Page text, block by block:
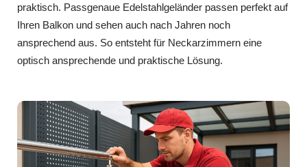
praktisch. Passgenaue Edelstahlgeländer passen perfekt auf
Ihren Balkon und sehen auch nach Jahren noch
ansprechend aus. So entsteht für Neckarzimmern eine
optisch ansprechende und praktische Lösung.